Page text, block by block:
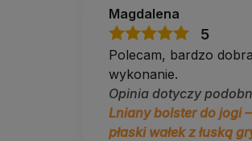
Magdalena
5
Polecam, bardzo
wykonanie.
Opinia dotyczy
Lniany bolster do jogi
płaski wałek z łuską